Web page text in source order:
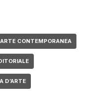
ARTE CONTEMPORANEA
D’ARTE